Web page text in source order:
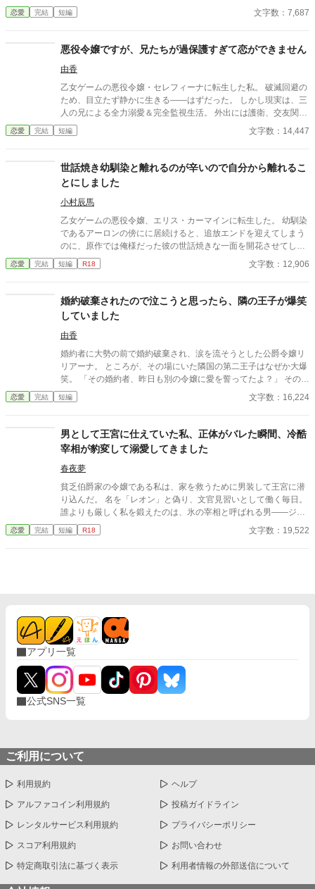
のは国王陛下本人。 「王妃教育を辞退されると困る。私の妃にな
ってほしい」 努力を踏みにじった王太子はすべてを失い、選ばれ
れながら、世界一幸せな王妃になるまでの逆転ラブストーリー。
恋愛 完結 短編 文字数：7,687
悪役令嬢ですが、兄たちが過保護すぎて恋ができません
由香
乙女ゲームの悪役令嬢・セレフィーナに転生した私。 破滅回避の
ため、目立たず静かに生きる――はずだった。 しかし現実は、三
人の兄による全力溺愛＆完全監視生活。 外出には護衛、交友関係
は管理制、笑顔すら規制対象！？ さらに兄の親友である最強騎
士・カインが護衛として加わり、 静かで誠実な優しさに、次第に
想いの先で待っていたのは、 断罪も修羅場もない、安心で騒がし
い未来だった――。
恋愛 完結 短編 文字数：14,447
世話焼き幼馴染と離れるのが辛いので自分から離れるこ
とにしました
小村辰馬
乙女ゲームの悪役令嬢、エリス・カーマインに転生した。 幼馴染
であるアーロンの傍にに居続けると、追放エンドを迎えてしまう
のに、原作では俺様だった彼の世話焼きな一面を開花させてしま
い、居心地の良い彼のそばを離れるのが辛くなってしまう。 なら
ば彼の代わりに男友達を作ろうと画策するがーー
恋愛 完結 短編 R18 文字数：12,906
婚約破棄されたので泣こうと思ったら、隣の王子が爆笑
していました
由香
婚約者に大勢の前で婚約破棄され、涙を流そうとした公爵令嬢リ
リアーナ。 ところが、その場にいた隣国の第二王子はなぜか大爆
笑。 「その婚約者、昨日も別の令嬢に愛を誓ってたよ？」 その一
言から、元婚約者の嘘は次々と暴かれ、自滅の連続！ 泣くはずだ
った婚約破棄は、笑いと溺愛にあふれた人生逆転劇の幕開けだっ
恋愛 完結 短編 文字数：16,224
男として王宮に仕えていた私、正体がバレた瞬間、冷酷
宰相が豹変して溺愛してきました
春夜夢
貧乏伯爵家の令嬢である私は、家を救うために男装して王宮に潜
り込んだ。 名を「レオン」と偽り、文官見習いとして働く毎日。
誰よりも厳しく私を鍛えたのは、氷の宰相と呼ばれる男――ジー
クフリード。 ある日、ひょんなことから女であることがバレてし
まった瞬間、 あの冷酷な宰相が……私を押し倒して言った。 「ず
恋愛 完結 短編 R18 文字数：19,522
アプリ一覧
公式SNS一覧
ご利用について
利用規約 ヘルプ
アルファコイン利用規約 投稿ガイドライン
レンタルサービス利用規約 プライバシーポリシー
スコア利用規約 お問い合わせ
特定商取引法に基づく表示 利用者情報の外部送信について